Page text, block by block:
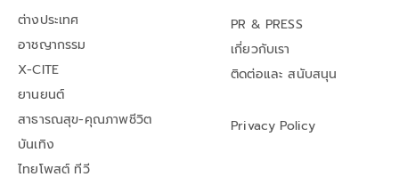
ต่างประเทศ
อาชญากรรม
X-CITE
ยานยนต์
สาธารณสุข-คุณภาพชีวิต
บันเทิง
ไทยโพสต์ ทีวี
PR & PRESS
เกี่ยวกับเรา
ติดต่อและ สนับสนุน
Privacy Policy